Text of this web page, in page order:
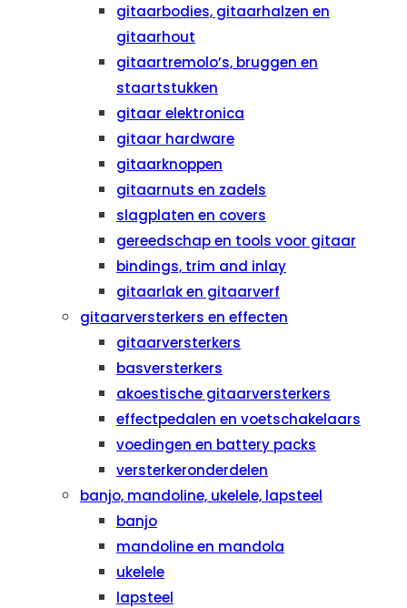
gitaarbodies, gitaarhalzen en
gitaarhout
gitaartremolo’s, bruggen en
staartstukken
gitaar elektronica
gitaar hardware
gitaarknoppen
gitaarnuts en zadels
slagplaten en covers
gereedschap en tools voor gitaar
bindings, trim and inlay
gitaarlak en gitaarverf
gitaarversterkers en effecten
gitaarversterkers
basversterkers
akoestische gitaarversterkers
effectpedalen en voetschakelaars
voedingen en battery packs
versterkeronderdelen
banjo, mandoline, ukelele, lapsteel
banjo
mandoline en mandola
ukelele
lapsteel